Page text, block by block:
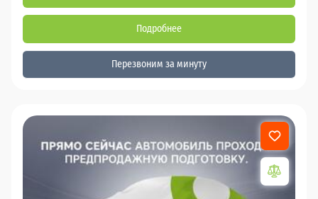
Подробнее
Перезвоним за минуту